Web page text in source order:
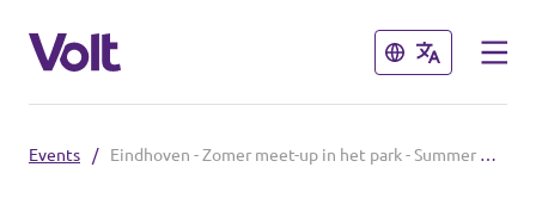
Sluiten
Afdelingen in de gemeenten
Sluiten
Events / Eindhoven - Zomer meet-up in het park - Summer meet-up